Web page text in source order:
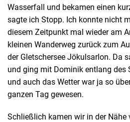
Wasserfall und bekamen einen
sagte ich Stopp. Ich konnte nicht
diesem Zeitpunkt mal wieder am
kleinen Wanderweg zurück zum
der Gletschersee Jökulsarlon. Da
und ging mit Dominik entlang des
und auch das Wetter war ja so
ganzen Tag gewesen.
Schließlich kamen wir in der Nähe